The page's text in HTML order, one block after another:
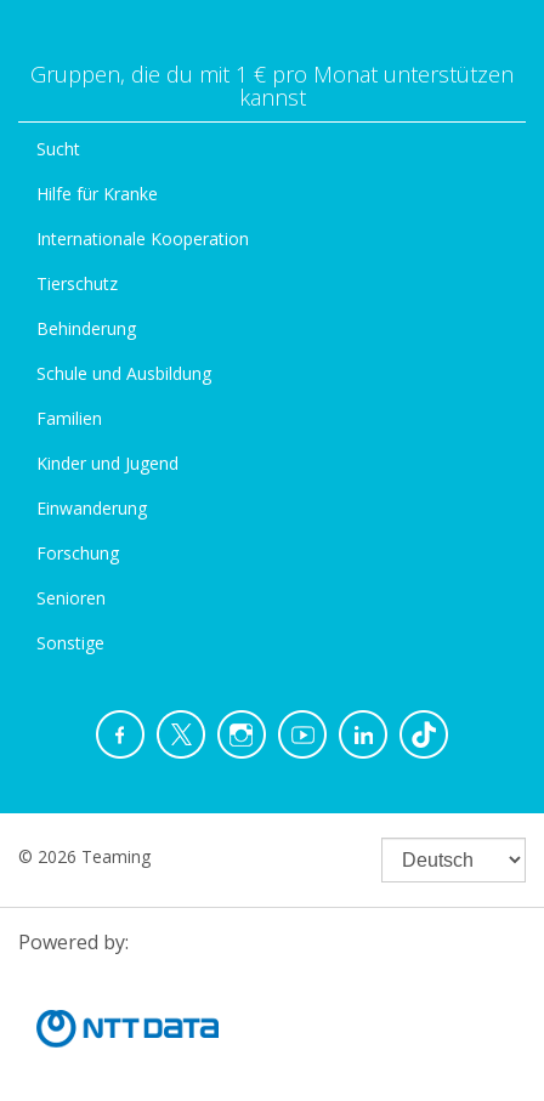
Gruppen, die du mit 1 € pro Monat unterstützen
kannst
Sucht
Hilfe für Kranke
Internationale Kooperation
Tierschutz
Behinderung
Schule und Ausbildung
Familien
Kinder und Jugend
Einwanderung
Forschung
Senioren
Sonstige
© 2026 Teaming
Powered by: